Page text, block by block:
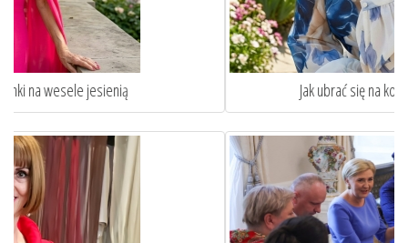
Jak ubrać się na komunie wnuka lub wnuczki?